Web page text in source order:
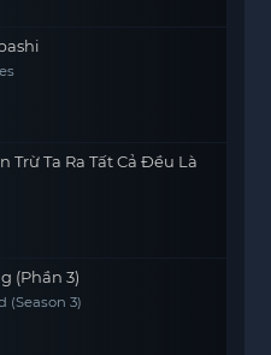
Trừ Ta Ra Tất Cả Đều Là
(Phần 3)
(Season 3)